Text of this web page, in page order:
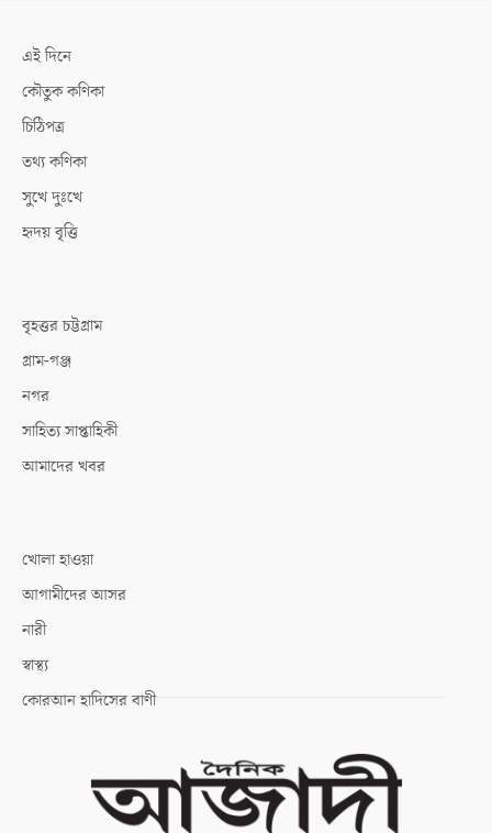
এই দিনে
কৌতুক কণিকা
চিঠিপত্র
তথ্য কণিকা
সুখে দুঃখে
হৃদয় বৃত্তি
বৃহত্তর চট্টগ্রাম
গ্রাম-গঞ্জ
নগর
সাহিত্য সাপ্তাহিকী
আমাদের খবর
খোলা হাওয়া
আগামীদের আসর
নারী
স্বাস্থ্য
কোরআন হাদিসের বাণী